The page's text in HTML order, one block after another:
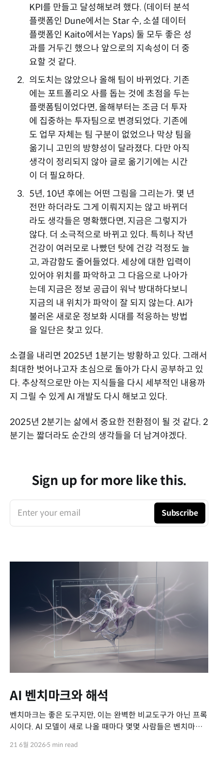
KPI를 만들고 달성해보려 했다. (데이터 분석
플랫폼인 Dune에서는 Star 수, 소셜 데이터
플랫폼인 Kaito에서는 Yaps) 둘 모두 좋은 성
과를 거두긴 했으나 앞으로의 지속성이 더 중
요할 것 같다.
의도치는 않았으나 올해 팀이 바뀌었다. 기존
에는 포트폴리오 사를 돕는 것에 초점을 두는
플랫폼팀이었다면, 올해부터는 조금 더 투자
에 집중하는 투자팀으로 변경되었다. 기존에
도 업무 자체는 팀 구분이 없었으나 막상 팀을
옮기니 고민의 방향성이 달라졌다. 다만 아직
생각이 정리되지 않아 글로 옮기기에는 시간
이 더 필요하다.
5년, 10년 후에는 어떤 그림을 그리는가. 몇 년
전만 하더라도 그게 이뤄지지는 않고 바뀌더
라도 생각들은 명확했다면, 지금은 그렇지가
않다. 더 소극적으로 바뀌고 있다. 특히나 작년
건강이 여러모로 나빴던 탓에 건강 걱정도 늘
고, 과감함도 줄어들었다. 세상에 대한 입력이
있어야 위치를 파악하고 그 다음으로 나아가
는데 지금은 정보 공급이 워낙 방대하다보니
지금의 내 위치가 파악이 잘 되지 않는다. AI가
불러온 새로운 정보화 시대를 적응하는 방법
을 일단은 찾고 있다.
소결을 내리면 2025년 1분기는 방황하고 있다. 그래서
최대한 벗어나고자 초심으로 돌아가 다시 공부하고 있
다. 추상적으로만 아는 지식들을 다시 세부적인 내용까
지 그릴 수 있게 AI 개발도 다시 해보고 있다.
2025년 2분기는 삶에서 중요한 전환점이 될 것 같다. 2
분기는 짧더라도 순간의 생각들을 더 남겨야겠다.
Sign up for more like this.
Enter your email Subscribe
AI 벤치마크와 해석
벤치마크는 좋은 도구지만, 이는 완벽한 비교도구가 아닌 프록
시이다. AI 모델이 새로 나올 때마다 몇몇 사람들은 벤치마크
GPQA-D, SWE-bench, Terminal-bench 같은 이름들이 줄
21 6월 2026 5 min read